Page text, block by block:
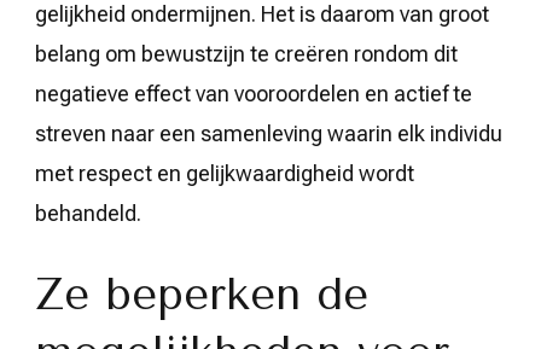
gelijkheid ondermijnen. Het is daarom van groot
belang om bewustzijn te creëren rondom dit
negatieve effect van vooroordelen en actief te
streven naar een samenleving waarin elk individu
met respect en gelijkwaardigheid wordt
behandeld.
Ze beperken de